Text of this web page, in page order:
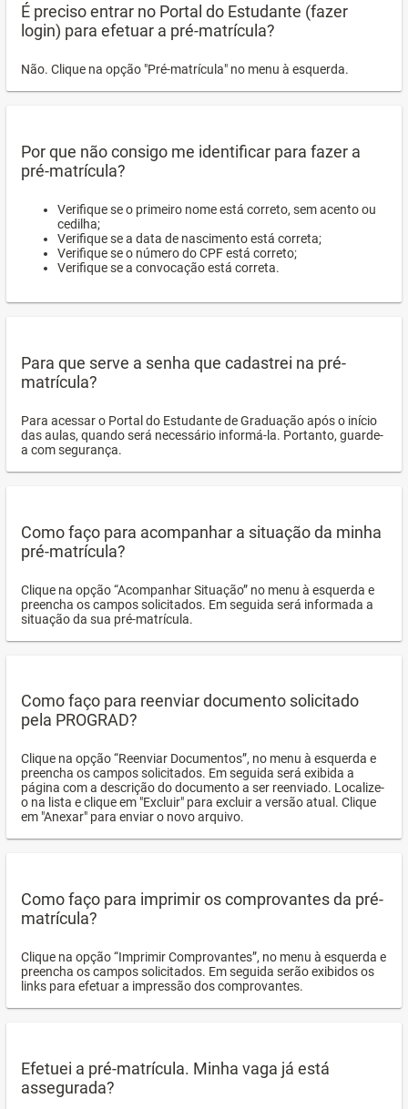
É preciso entrar no Portal do Estudante (fazer
login) para efetuar a pré-matrícula?
Não. Clique na opção "Pré-matrícula" no menu à esquerda.
Por que não consigo me identificar para fazer a
pré-matrícula?
Verifique se o primeiro nome está correto, sem acento ou
cedilha;
Verifique se a data de nascimento está correta;
Verifique se o número do CPF está correto;
Verifique se a convocação está correta.
Para que serve a senha que cadastrei na pré-
matrícula?
Para acessar o Portal do Estudante de Graduação após o início
das aulas, quando será necessário informá-la. Portanto, guarde-
a com segurança.
Como faço para acompanhar a situação da minha
pré-matrícula?
Clique na opção “Acompanhar Situação” no menu à esquerda e
preencha os campos solicitados. Em seguida será informada a
situação da sua pré-matrícula.
Como faço para reenviar documento solicitado
pela PROGRAD?
Clique na opção “Reenviar Documentos”, no menu à esquerda e
preencha os campos solicitados. Em seguida será exibida a
página com a descrição do documento a ser reenviado. Localize-
o na lista e clique em "Excluir" para excluir a versão atual. Clique
em "Anexar" para enviar o novo arquivo.
Como faço para imprimir os comprovantes da pré-
matrícula?
Clique na opção “Imprimir Comprovantes”, no menu à esquerda e
preencha os campos solicitados. Em seguida serão exibidos os
links para efetuar a impressão dos comprovantes.
Efetuei a pré-matrícula. Minha vaga já está
assegurada?